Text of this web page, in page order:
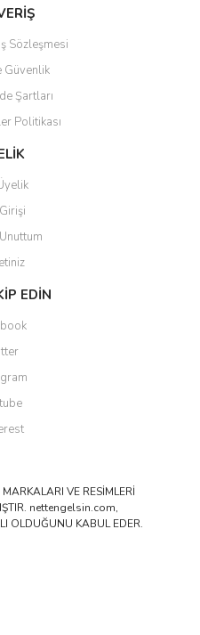
olmalı.
Sözleşmesi
Güvenlik
Şartları
Politikası
EDİN
VE RESİMLERİ
nettengelsin.com,
OLDUĞUNU KABUL EDER.